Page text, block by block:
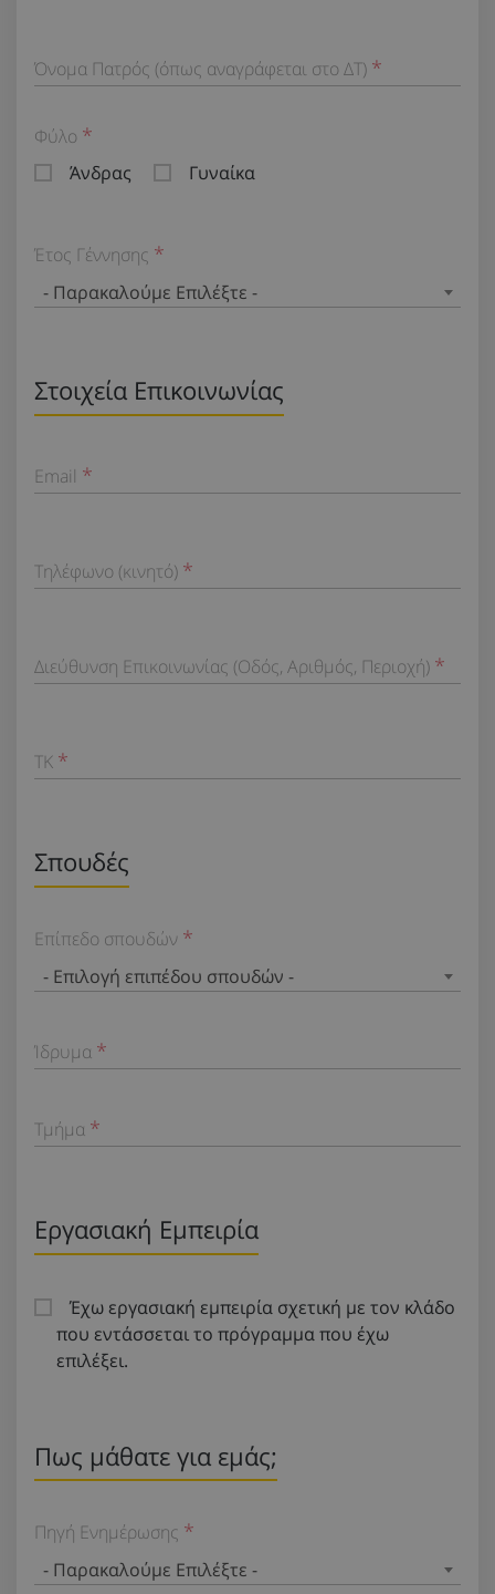
Όνομα Πατρός (όπως αναγράφεται στο ΔΤ)
Φύλο
Άνδρας
Γυναίκα
Έτος Γέννησης
- Παρακαλούμε Επιλέξτε -
Στοιχεία Επικοινωνίας
Email
Τηλέφωνο (κινητό)
Διεύθυνση Επικοινωνίας (Οδός, Αριθμός, Περιοχή)
TK
Σπουδές
Επίπεδο σπουδών
- Επιλογή επιπέδου σπουδών -
Ίδρυμα
Τμήμα
Εργασιακή Εμπειρία
Έχω εργασιακή εμπειρία σχετική με τον κλάδο
που εντάσσεται το πρόγραμμα που έχω
επιλέξει.
Πως μάθατε για εμάς;
Πηγή Ενημέρωσης
- Παρακαλούμε Επιλέξτε -